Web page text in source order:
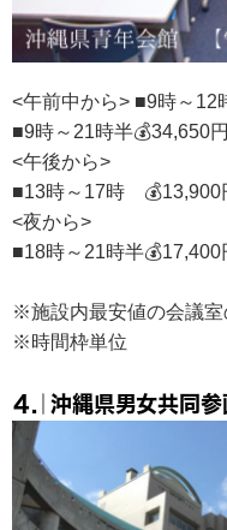
<午前中から> ■9時
■9時～21時半💰34,650円
<午後から>
■13時～17時
<夜から>
■18時～21時半💰17,400
※施設内最安値の会議室
※時間枠単位
４.｜沖縄県男女共同